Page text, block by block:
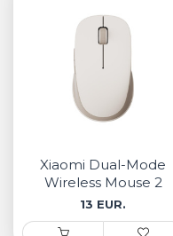
Xiaomi Dual-Mode
Wireless Mouse 2
13 EUR.